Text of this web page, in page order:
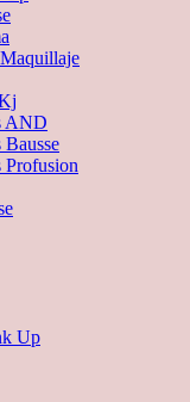
AND
Profusion
Up